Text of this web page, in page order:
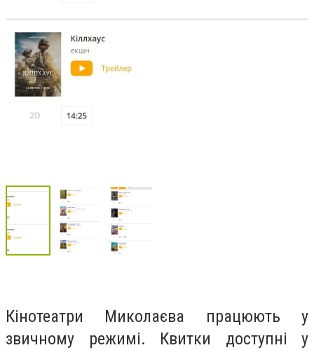
Кінотеатри Миколаєва працюють у
звичному режимі. Квитки доступні у